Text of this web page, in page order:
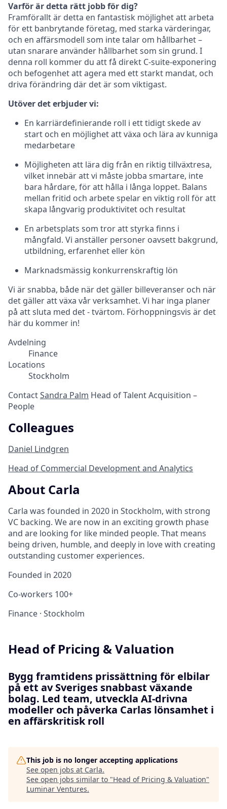
Varför är detta rätt jobb för dig?
Framförallt är detta en fantastisk möjlighet att arbeta
för ett banbrytande företag, med starka värderingar,
och en affärsmodell som inte talar om hållbarhet –
utan snarare använder hållbarhet som sin grund. I
denna roll kommer du att få direkt C-suite-exponering
och befogenhet att agera med ett starkt mandat, och
driva förändring där det är som viktigast.
Utöver det erbjuder vi:
En karriärdefinierande roll i ett tidigt skede av
start och en möjlighet att växa och lära av kunniga
medarbetare
Möjligheten att lära dig från en riktig tillväxtresa,
vilket innebär att vi måste jobba smartare, inte
bara hårdare, för att hålla i långa loppet. Balans
mellan fritid och arbete spelar en viktig roll för att
skapa långvarig produktivitet och resultat
En arbetsplats som tror att styrka finns i
mångfald. Vi anställer personer oavsett bakgrund,
utbildning, erfarenhet eller kön
Marknadsmässig konkurrenskraftig lön
Vi är snabba, både när det gäller billeveranser och när
det gäller att växa vår verksamhet. Vi har inga planer
på att sluta med det - tvärtom. Förhoppningsvis är det
här du kommer in!
Avdelning
Finance
Locations
Stockholm
ContactSandra Palm Head of Talent Acquisition –
People
Colleagues
Daniel Lindgren
Head of Commercial Development and Analytics
About Carla
Carla was founded in 2020 in Stockholm, with strong
VC backing. We are now in an exciting growth phase
and are looking for like minded people. That means
being driven, humble, and deeply in love with creating
outstanding customer experiences.
Founded in 2020
Co-workers 100+
Finance · Stockholm
Head of Pricing & Valuation
Bygg framtidens prissättning för elbilar
på ett av Sveriges snabbast växande
bolag. Led team, utveckla AI-drivna
modeller och påverka Carlas lönsamhet i
en affärskritisk roll
This job is no longer accepting applications
See open jobs at Carla.
See open jobs similar to "Head of Pricing & Valuation"
Luminar Ventures.